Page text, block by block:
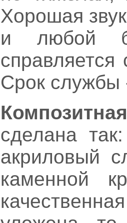
Хорошая
и любой
справляется
Срок службы
сделана
акриловый
каменной